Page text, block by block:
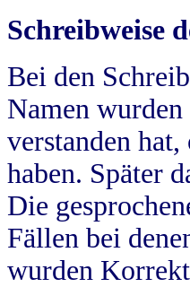
Schreibweise
Bei den
Namen
verstanden
haben. Später
Die
Fällen bei
wurden